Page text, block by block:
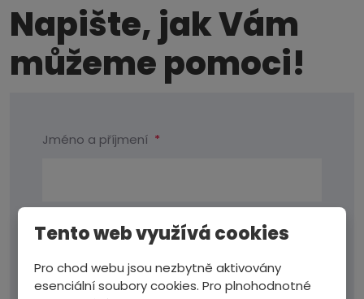
Napište, jak Vám
můžeme pomoci!
Jméno a příjmení *
E-mail*
Tento web využívá cookies
Pro chod webu jsou nezbytně aktivovány
esenciální soubory cookies. Pro plnohodnotné